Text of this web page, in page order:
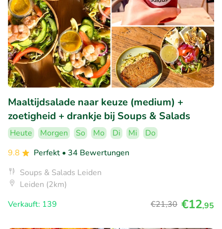
Maaltijdsalade naar keuze (medium) +
zoetigheid + drankje bij Soups & Salads
Heute Morgen So Mo Di Mi
Do
9.8
Perfekt • 34 Bewertungen
Soups & Salads Leiden
Leiden (2km)
Verkauft: 139
€21,30 €12,95